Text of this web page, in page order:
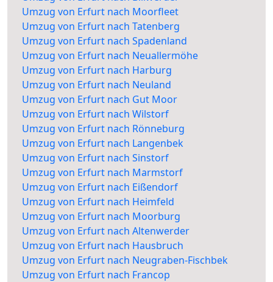
Umzug von Erfurt nach Moorfleet
Umzug von Erfurt nach Tatenberg
Umzug von Erfurt nach Spadenland
Umzug von Erfurt nach Neuallermöhe
Umzug von Erfurt nach Harburg
Umzug von Erfurt nach Neuland
Umzug von Erfurt nach Gut Moor
Umzug von Erfurt nach Wilstorf
Umzug von Erfurt nach Rönneburg
Umzug von Erfurt nach Langenbek
Umzug von Erfurt nach Sinstorf
Umzug von Erfurt nach Marmstorf
Umzug von Erfurt nach Eißendorf
Umzug von Erfurt nach Heimfeld
Umzug von Erfurt nach Moorburg
Umzug von Erfurt nach Altenwerder
Umzug von Erfurt nach Hausbruch
Umzug von Erfurt nach Neugraben-Fischbek
Umzug von Erfurt nach Francop